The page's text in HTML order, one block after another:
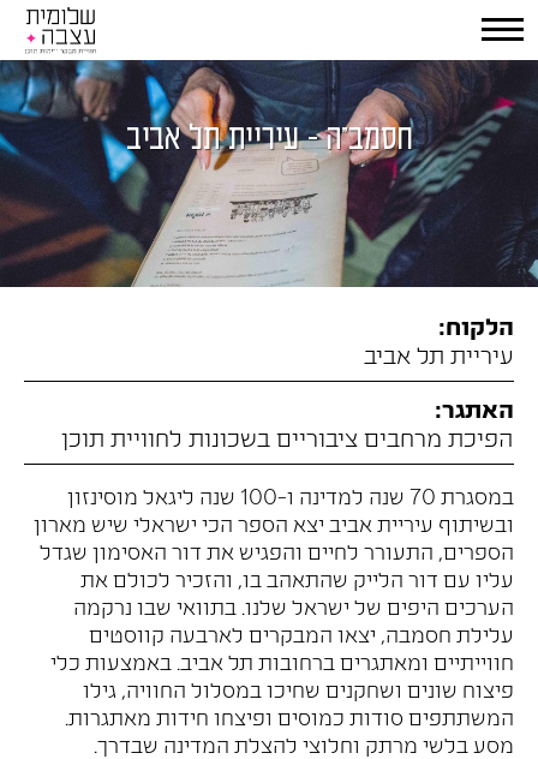
חסמב"ה - עיריית תל אביב
הלקוח:
עיריית תל אביב
האתגר:
הפיכת מרחבים ציבוריים בשכונות לחוויית תוכן
במסגרת 70 שנה למדינה ו-100 שנה ליגאל מוסינזון
ובשיתוף עיריית אביב יצא הספר הכי ישראלי שיש מארון
הספרים, התעורר לחיים והפגיש את דור האסימון שגדל
עליו עם דור הלייק שהתאהב בו, והזכיר לכולם את
הערכים היפים של ישראל שלנו. בתוואי שבו נרקמה
עלילת חסמבה, יצאו המבקרים לארבעה קווסטים
חווייתיים ומאתגרים ברחובות תל אביב. באמצעות כלי
פיצוח שונים ושחקנים שחיכו במסלול החוויה, גילו
המשתתפים סודות כמוסים ופיצחו חידות מאתגרות.
מסע בלשי מרתק וחלוצי להצלת המדינה שבדרך.